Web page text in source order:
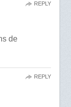
de
REPLY
REPLY